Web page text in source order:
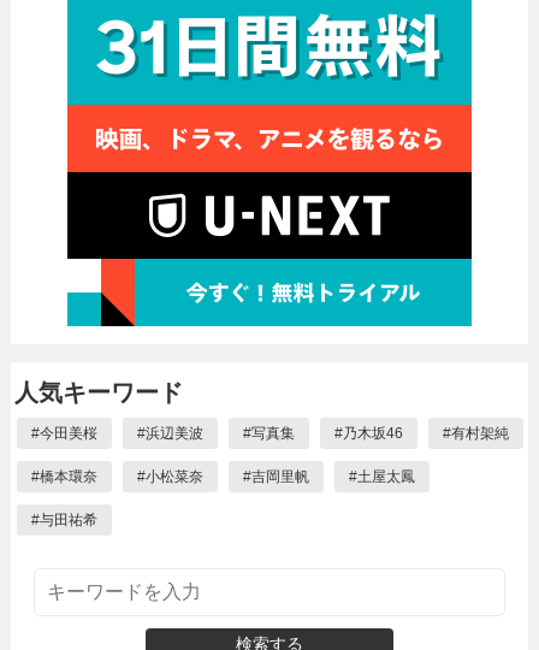
人気キーワード
#今田美桜 #浜辺美波 #写真集 #乃木坂46 #有村架純
#橋本環奈 #小松菜奈 #吉岡里帆 #土屋太鳳
#与田祐希
検索する